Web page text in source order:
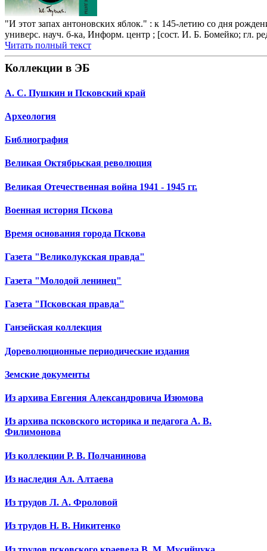
"И этот запах антоновских яблок." : к 145-летию со дня
универс. науч. б-ка, Информ. центр ; [сост. И. Б. Бомейко; гл.
Читать полный текст
Коллекции в ЭБ
А. С. Пушкин и Псковский край
Археология
Библиография
Великая Октябрьская революция
Великая Отечественная война 1941 - 1945 гг.
Военная история Пскова
Время основания города Пскова
Газета "Великолукская правда"
Газета "Молодой ленинец"
Газета "Псковская правда"
Ганзейская коллекция
Дореволюционные периодические издания
Земские документы
Из архива Евгения Александровича Изюмова
Из архива псковского историка и педагога А. В.
Филимонова
Из коллекции Р. В. Полчанинова
Из наследия Ал. Алтаева
Из трудов Л. А. Фроловой
Из трудов Н. В. Никитенко